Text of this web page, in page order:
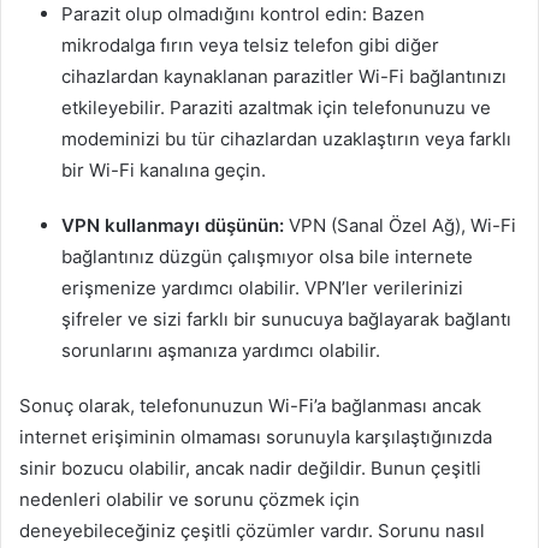
Parazit olup olmadığını kontrol edin: Bazen
mikrodalga fırın veya telsiz telefon gibi diğer
cihazlardan kaynaklanan parazitler Wi-Fi bağlantınızı
etkileyebilir. Paraziti azaltmak için telefonunuzu ve
modeminizi bu tür cihazlardan uzaklaştırın veya farklı
bir Wi-Fi kanalına geçin.
VPN kullanmayı düşünün: VPN (Sanal Özel Ağ), Wi-Fi
bağlantınız düzgün çalışmıyor olsa bile internete
erişmenize yardımcı olabilir. VPN’ler verilerinizi
şifreler ve sizi farklı bir sunucuya bağlayarak bağlantı
sorunlarını aşmanıza yardımcı olabilir.
Sonuç olarak, telefonunuzun Wi-Fi’a bağlanması ancak
internet erişiminin olmaması sorunuyla karşılaştığınızda
sinir bozucu olabilir, ancak nadir değildir. Bunun çeşitli
nedenleri olabilir ve sorunu çözmek için
deneyebileceğiniz çeşitli çözümler vardır. Sorunu nasıl